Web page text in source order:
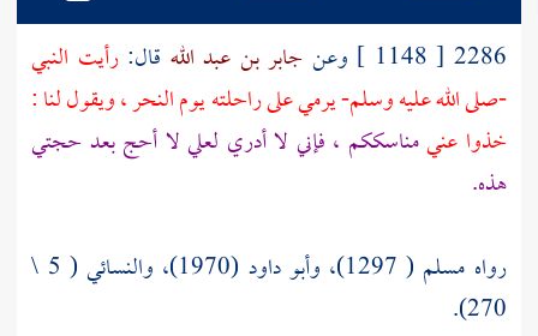
2286 [ 1148 ] وعن جابر بن عبد الله قال:رأيت النبي
-صلى الله عليه وسلم- يرمي على راحلته يوم النحر ، ويقول لنا :
خذوا عنيمناسككم ، فإني لا أدري لعلي لا أحج بعد حجتي
هذه.
رواه مسلم ( 1297)، وأبو داود (1970)، والنسائي ( 5 \
270).